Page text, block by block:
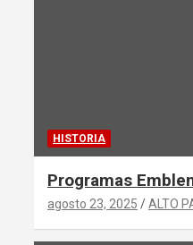
HISTORIA
Programas
agosto 23, 2025 ALTO